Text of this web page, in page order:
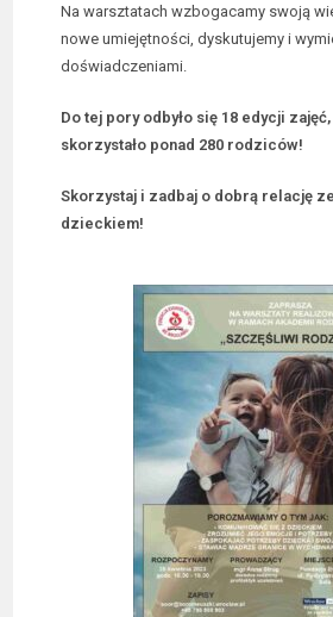
Na warsztatach wzbogacamy swoją
nowe umiejętności, dyskutujemy i
doświadczeniami.
Do tej pory odbyło się 18 edycji
skorzystało ponad 280 rodziców!
Skorzystaj i zadbaj o dobrą relację
dzieckiem!